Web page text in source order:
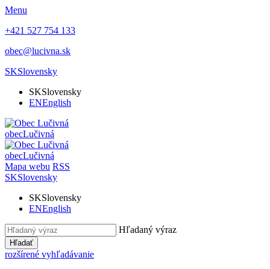
Menu
+421 527 754 133
obec@lucivna.sk
SKSlovensky
SKSlovensky
ENEnglish
obecLučivná
obecLučivná
Mapa webu RSS
SKSlovensky
SKSlovensky
ENEnglish
Hľadaný výraz
Hľadať
rozšírené vyhľadávanie